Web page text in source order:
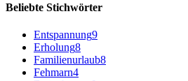
Beliebte Stichwörter
Entspannung9
Erholung8
Familienurlaub8
Fehmarn4